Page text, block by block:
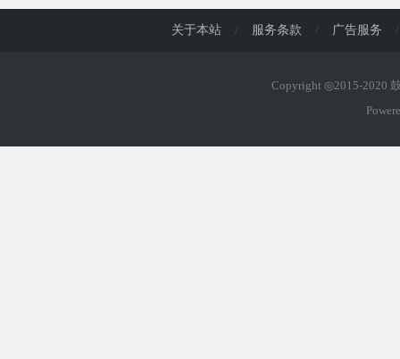
关于本站 / 服务条款 / 广告服务 /
Copyright ◎2015-2020